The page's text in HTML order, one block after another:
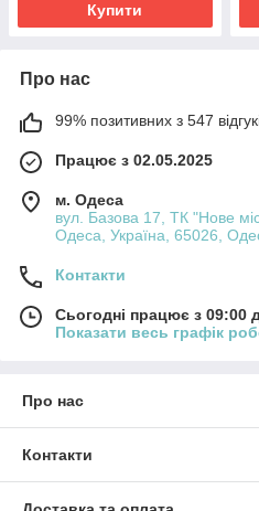
Купити
Про нас
99% позитивних з 547
Працює з 02.05.2025
м. Одеса
вул. Базова 17, ТК "Нове
Одеса, Україна, 65026,
Контакти
Сьогодні працює з 09:00
Показати весь графік
Про нас
Контакти